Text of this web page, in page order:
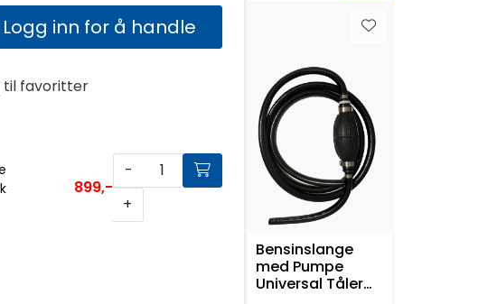
Logg inn for å handle
til favoritter
Bensinslange
med Pumpe
Universal Tåler
899,-
-
+